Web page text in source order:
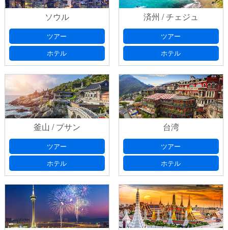
ソウル
ツアー
ホテル
済州 / チェジュ
ツアー
ホテル
釜山 / プサン
ツアー
ホテル
台湾
ツアー
ホテル